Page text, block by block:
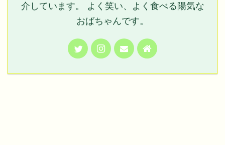
介しています。 よく笑い、よく食べる陽気な
おばちゃんです。